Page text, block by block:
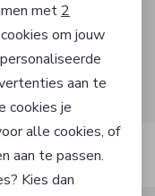
dit in onze
korting
met 2
om jouw
aan te
cookies je
alle cookies, of
aan te passen.
Kies dan